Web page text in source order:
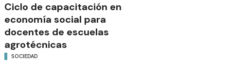
Ciclo de capacitación en
economía social para
docentes de escuelas
agrotécnicas
SOCIEDAD